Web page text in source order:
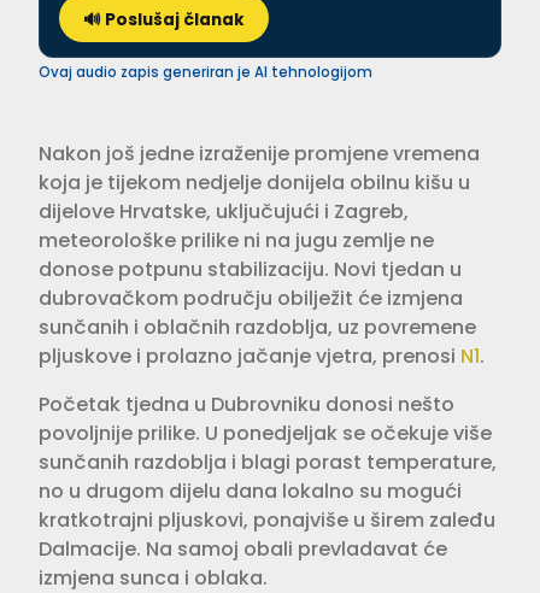
🔊 Poslušaj članak
Ovaj audio zapis generiran je AI tehnologijom
Nakon još jedne izraženije promjene vremena
koja je tijekom nedjelje donijela obilnu kišu u
dijelove Hrvatske, uključujući i Zagreb,
meteorološke prilike ni na jugu zemlje ne
donose potpunu stabilizaciju. Novi tjedan u
dubrovačkom području obilježit će izmjena
sunčanih i oblačnih razdoblja, uz povremene
pljuskove i prolazno jačanje vjetra, prenosi N1.
Početak tjedna u Dubrovniku donosi nešto
povoljnije prilike. U ponedjeljak se očekuje više
sunčanih razdoblja i blagi porast temperature,
no u drugom dijelu dana lokalno su mogući
kratkotrajni pljuskovi, ponajviše u širem zaleđu
Dalmacije. Na samoj obali prevladavat će
izmjena sunca i oblaka.